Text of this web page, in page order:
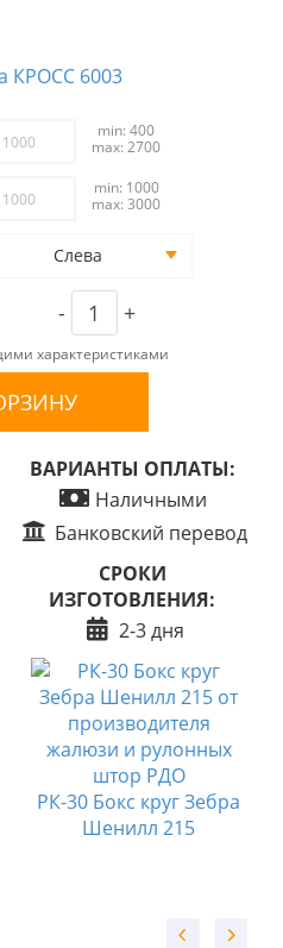
min: 400
max: 2700
min: 1000
max: 3000
Слева
- +
характеристиками
ВАРИАНТЫ ОПЛАТЫ:
Наличными
Банковский перевод
СРОКИ
ИЗГОТОВЛЕНИЯ:
2-3 дня
РК-30 Бокс круг Зебра
Шенилл 215